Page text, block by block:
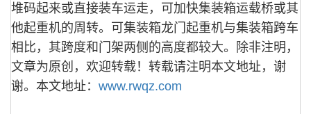
堆码起来或直接装车运走，可加快集装箱运载桥或其
他起重机的周转。可集装箱龙门起重机与集装箱跨车
相比，其跨度和门架两侧的高度都较大。
除非注明，
文章为原创，欢迎转载！转载请注明本文地址，谢
谢。 本文地址： www.rwqz.com